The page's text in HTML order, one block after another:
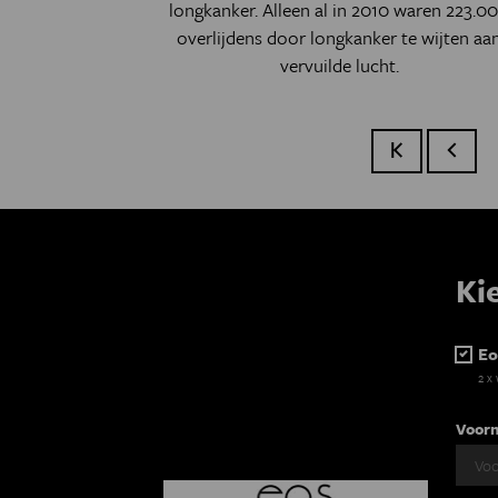
longkanker. Alleen al in 2010 waren
overlijdens door longkanker te wijten
vervuilde lucht.
Eerste pagina
Vorige
2 x